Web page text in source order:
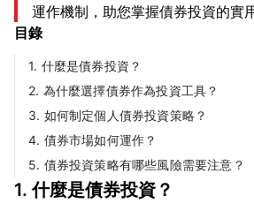
運作機制，助您掌握債券投資的實
目錄
1. 什麼是債券投資？
2. 為什麼選擇債券作為投資工具？
3. 如何制定個人債券投資策略？
4. 債券市場如何運作？
5. 債券投資策略有哪些風險需要注意？
1. 什麼是債券投資？